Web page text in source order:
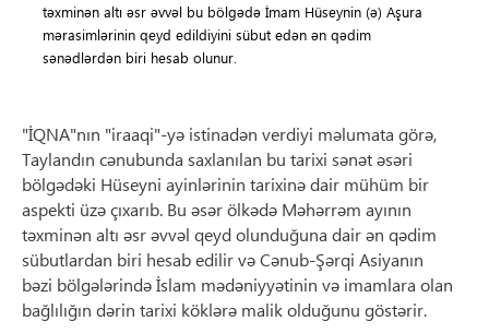
təxminən altı əsr əvvəl bu bölgədə İmam Hüseynin (ə) Aşura
mərasimlərinin qeyd edildiyini sübut edən ən qədim
sənədlərdən biri hesab olunur.
"İQNA"nın "iraaqi"-yə istinadən verdiyi məlumata görə,
Taylandın cənubunda saxlanılan bu tarixi sənət əsəri
bölgədəki Hüseyni ayinlərinin tarixinə dair mühüm bir
aspekti üzə çıxarıb. Bu əsər ölkədə Məhərrəm ayının
təxminən altı əsr əvvəl qeyd olunduğuna dair ən qədim
sübutlardan biri hesab edilir və Cənub-Şərqi Asiyanın
bəzi bölgələrində İslam mədəniyyətinin və imamlara olan
bağlılığın dərin tarixi köklərə malik olduğunu göstərir.